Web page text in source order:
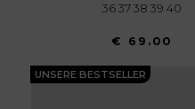
36 37 38 39 40
€ 69.00
UNSERE BESTSELLER